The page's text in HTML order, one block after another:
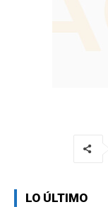
LO ÚLTIMO